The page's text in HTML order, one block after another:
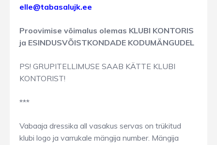
elle@tabasalujk.ee
Proovimise võimalus olemas KLUBI KONTORIS
ja ESINDUSVÕISTKONDADE KODUMÄNGUDEL
PS! GRUPITELLIMUSE SAAB KÄTTE KLUBI
KONTORIST!
***
Vabaaja dressika all vasakus servas on trükitud
klubi logo ja varrukale mängija number. Mängija